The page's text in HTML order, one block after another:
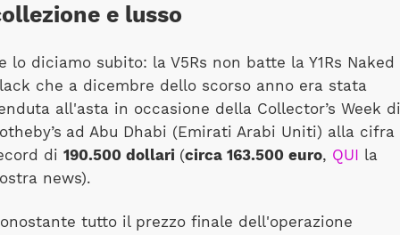
e lusso
lo diciamo subito: la V5Rs non batte la Y1Rs Naked
che a dicembre dello scorso anno era stata
all'asta in occasione della Collector’s Week di
ad Abu Dhabi (Emirati Arabi Uniti) alla cifra
di 190.500 dollari (circa 163.500 euro, QUI la
news).
tutto il prezzo finale dell'operazione